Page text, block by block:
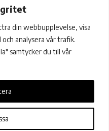
din webbupplevelse, visa
analysera vår trafik.
samtycker du till vår
Kista